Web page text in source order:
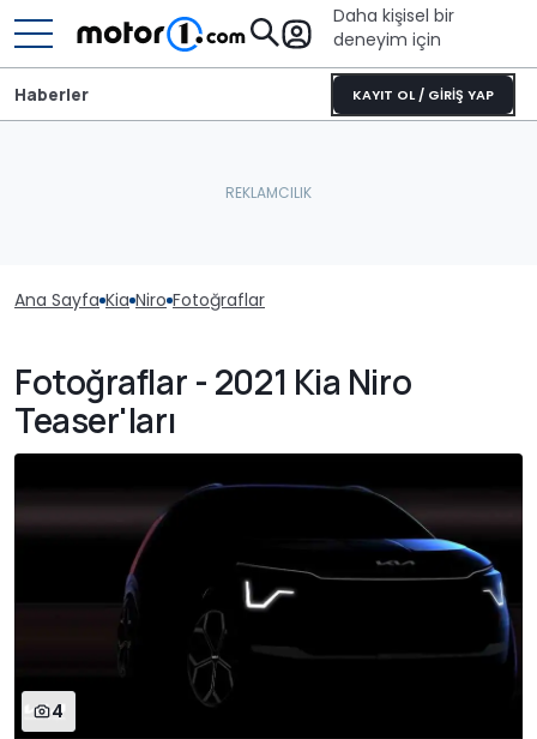
Daha kişisel bir
deneyim için
KAYIT OL / GİRİŞ YAP
Haberler
Ana Sayfa Kia Niro Fotoğraflar
Fotoğraflar - 2021 Kia Niro
Teaser'ları
4